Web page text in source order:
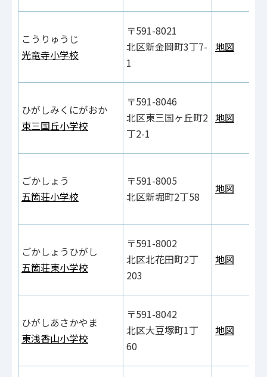
こうりゅうじ
光竜寺小学校
〒591-8021
北区新金岡町3丁7-
1
地図
ひがしみくにがおか
東三国丘小学校
〒591-8046
北区東三国ヶ丘町2
丁2-1
地図
ごかしょう
五箇荘小学校
〒591-8005
北区新堀町2丁58
地図
ごかしょうひがし
五箇荘東小学校
〒591-8002
北区北花田町2丁
203
地図
ひがしあさかやま
東浅香山小学校
〒591-8042
北区大豆塚町1丁
60
地図